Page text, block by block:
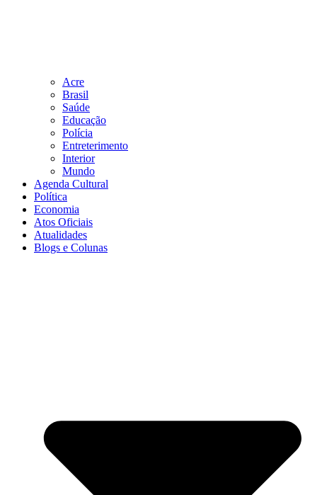
Acre
Brasil
Saúde
Educação
Polícia
Entreterimento
Interior
Mundo
Agenda Cultural
Política
Economia
Atos Oficiais
Atualidades
Blogs e Colunas